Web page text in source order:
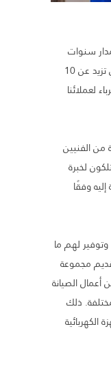
سنوات
عملنا الطويلة في مجال الكهرباء، والتي تزيد عن 10
لعملائنا
الفنيين
لخبرة
وفقًا
لهم ما
مجموعة
الصيانة
ذلك
الكهربائية